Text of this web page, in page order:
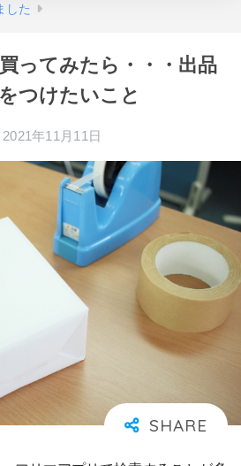
した
ってみたら・・・出品
つけたいこと
2021年11月11日